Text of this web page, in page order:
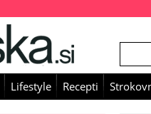
Lifestyle Recepti